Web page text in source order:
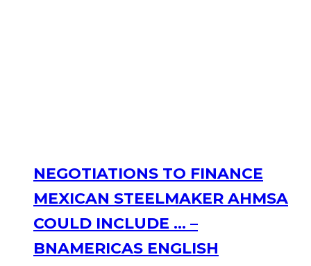
NEGOTIATIONS TO FINANCE
MEXICAN STEELMAKER AHMSA
COULD INCLUDE … –
BNAMERICAS ENGLISH